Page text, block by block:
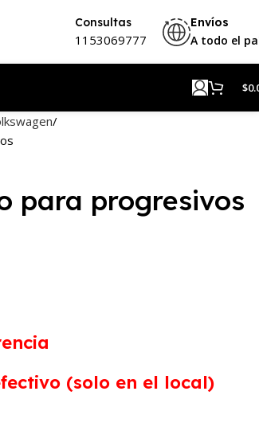
Consultas
1153069777
Envíos
A todo el
$
para progresivos
(solo en el local)